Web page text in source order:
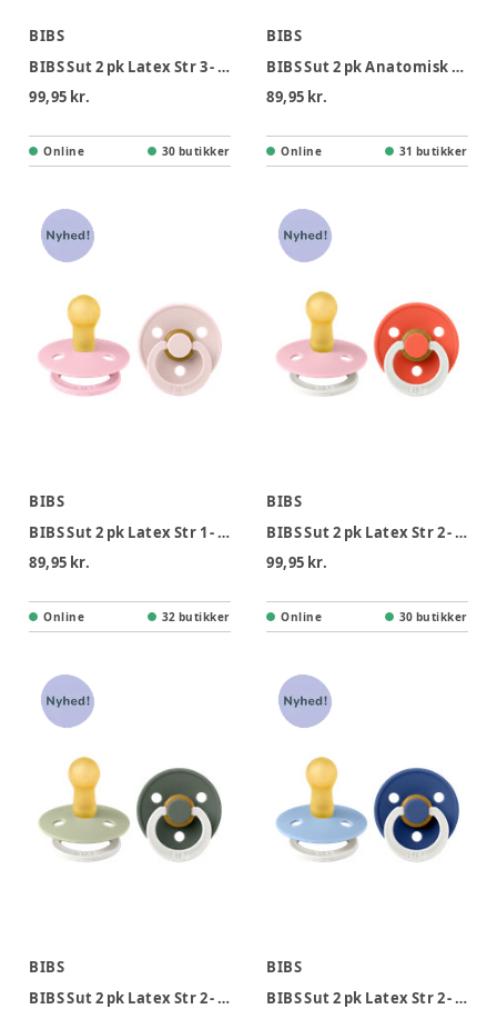
BIBS
BIBS Sut 2 pk Latex Str 3 - Babypink Tango, Nat
99,95 kr.
Online 30 butikker
BIBS
BIBS Sut 2 pk Anatomisk Latex Str 2 - Babypink Tango
89,95 kr.
Online 31 butikker
BIBS
BIBS Sut 2 pk Latex Str 1 - Petal Babypink
89,95 kr.
Online 32 butikker
BIBS
BIBS Sut 2 pk Latex Str 2 - Babypink Tango, Nat
99,95 kr.
Online 30 butikker
BIBS
BIBS Sut 2 pk Latex Str 2 - Sage Pine, Nat
BIBS
BIBS Sut 2 pk Latex Str 2 - Skyblue Cornflower, Nat